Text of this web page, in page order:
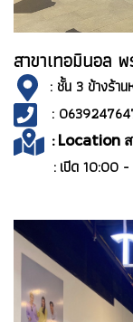
สาขาเทอมินอล พ
: ชั้น 3 ข้างร้า
:
: Location
: เปิด 10:00 -